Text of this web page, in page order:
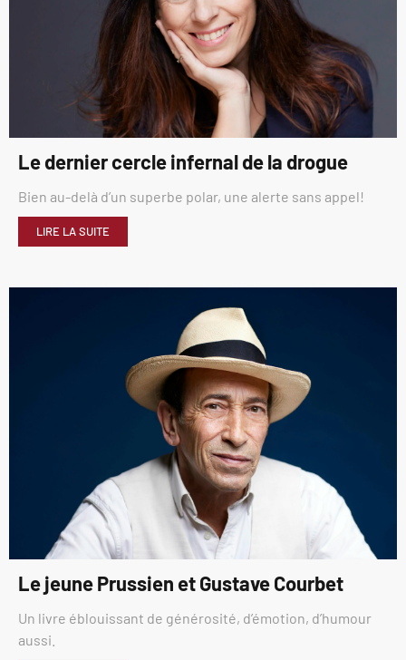
Le dernier cercle infernal de la drogue
Bien au-delà d’un superbe polar, une alerte sans appel!
LIRE LA SUITE
Le jeune Prussien et Gustave Courbet
Un livre éblouissant de générosité, d’émotion, d’humour
aussi.